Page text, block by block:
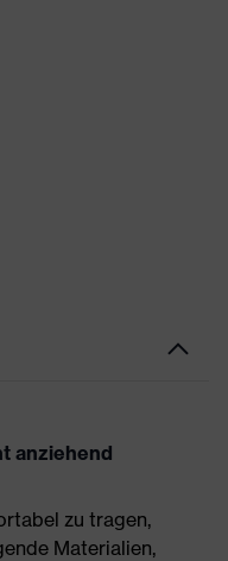
anziehend
zu tragen,
Materialien,